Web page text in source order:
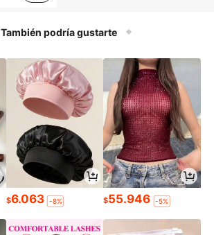
También podría gustarte
$6.063 -8% $55.946 -5%